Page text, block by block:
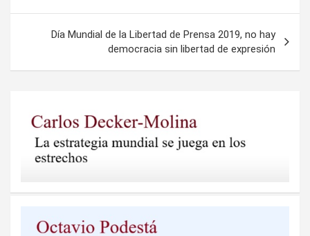
entradas
Día Mundial de la Libertad de Prensa 2019, no hay
democracia sin libertad de expresión